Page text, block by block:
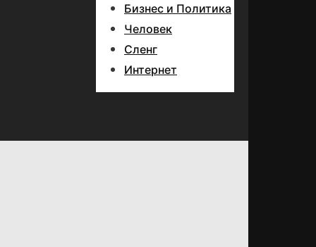
Бизнес и Политика
Человек
Сленг
Интернет